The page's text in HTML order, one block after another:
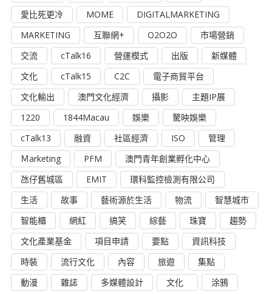
愛比死更冷
MOME
DIGITALMARKETING
MARKETING
互聯網+ O2O2O
市場營銷
交流
cTalk16 營運模式 出版
新媒體
文化
cTalk15 C2C
電子商貿平台
文化輸出
澳門文化經濟 攝影
主題IP展
1220
1844Macau 娛樂
驁映娛樂
cTalk13
融資 社區經濟 ISO
管理
Ｍarketing
PFM
澳門青年創業孵化中心
氹仔舊城區
EMIT
環科監控檢測有限公司
生活
故事 藝術源於生活 物流
智慧城市
智能櫃
網紅 搞笑 綜藝 珠寶
趨勢
文化產業基金
項目申請 要點
資訊科技
時裝
流行文化 內容 旅遊
集點
動漫
雜誌 多媒體設計 文化
涂鴉